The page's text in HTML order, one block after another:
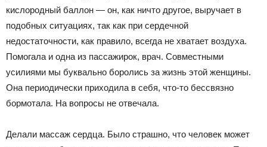
кислородный баллон — он, как ничто другое, выручает в
подобных ситуациях, так как при сердечной
недостаточности, как правило, всегда не хватает воздуха.
Помогала и одна из пассажирок, врач. Совместными
усилиями мы буквально боролись за жизнь этой женщины.
Она периодически приходила в себя, что-то бессвязно
бормотала. На вопросы не отвечала.
Делали массаж сердца. Было страшно, что человек может